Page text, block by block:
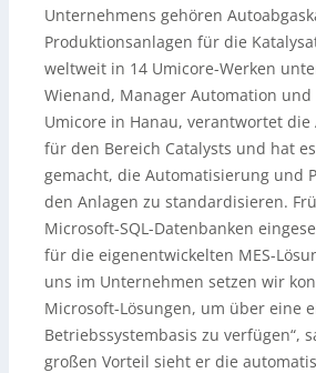
Unternehmens gehören
Produktionsanlagen für die
weltweit in 14 Umicore-Werken
Wienand, Manager Automation und
Umicore in Hanau, verantwortet
für den Bereich Catalysts und hat
gemacht, die Automatisierung und
den Anlagen zu standardisieren.
Microsoft-SQL-Datenbanken
für die eigenentwickelten MES-
uns im Unternehmen setzen wir
Microsoft-Lösungen, um über eine
Betriebssystembasis zu verfügen“,
großen Vorteil sieht er die